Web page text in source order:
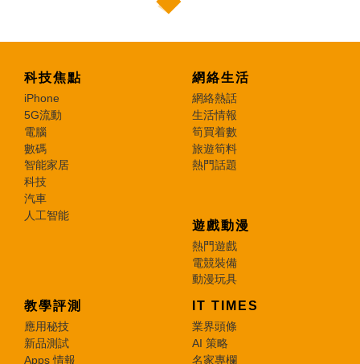
科技焦點
iPhone
5G流動
電腦
數碼
智能家居
科技
汽車
人工智能
網絡生活
網絡熱話
生活情報
筍買着數
旅遊筍料
熱門話題
遊戲動漫
熱門遊戲
電競裝備
動漫玩具
教學評測
應用秘技
新品測試
Apps 情報
IT TIMES
業界頭條
AI 策略
名家專欄